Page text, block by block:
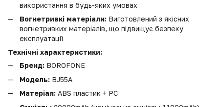
використання в будь-яких умовах
Вогнетривкі матеріали: Виготовлений з якісних
вогнетривких матеріалів, що підвищує безпеку
експлуатації
Технічні характеристики:
Бренд: BOROFONE
Модель: BJ55A
Матеріал: ABS пластик + PC